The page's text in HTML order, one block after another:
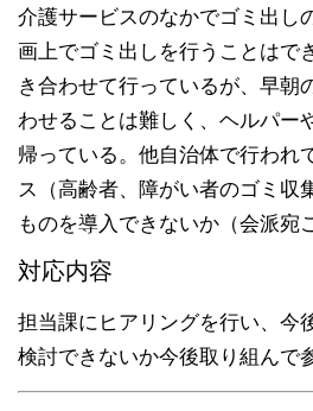
介護サービスのなかでゴミ出し
画上でゴミ出しを行うことはで
き合わせて行っているが、早朝
わせることは難しく、ヘルパー
帰っている。他自治体で行われ
ス（高齢者、障がい者のゴミ収
ものを導入できないか（会派宛
対応内容
担当課にヒアリングを行い、今
検討できないか今後取り組んで